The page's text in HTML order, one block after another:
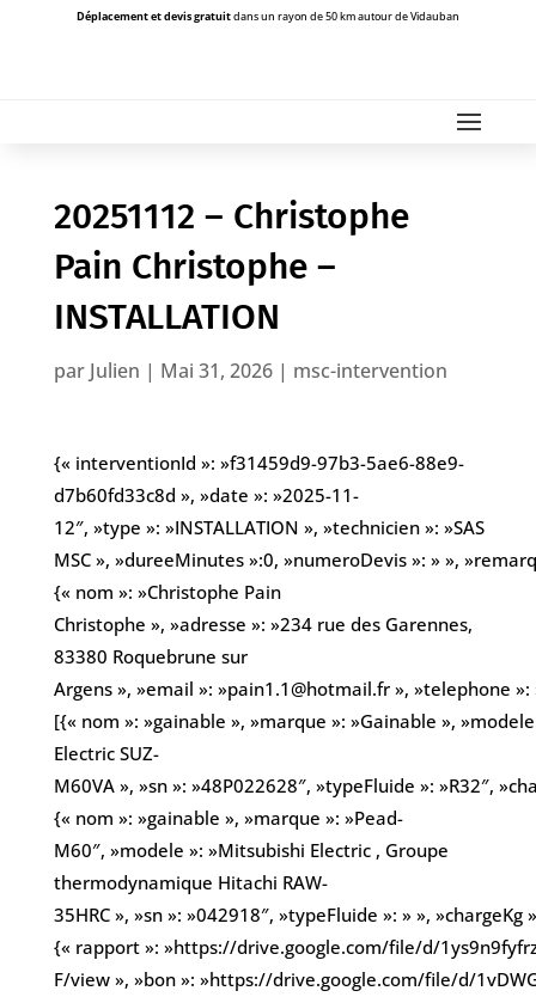
Déplacement et devis gratuitdans un rayon de 50 km autour de Vidauban
20251112 – Christophe
Pain Christophe –
INSTALLATION
par Julien | Mai 31, 2026| msc-intervention
{« interventionId »: »f31459d9-97b3-5ae6-88e9-
d7b60fd33c8d », »date »: »2025-11-
12″, »type »: »INSTALLATION », »technicien »: »SAS
MSC », »dureeMinutes »:0, »numeroDevis »: » »,
{« nom »: »Christophe Pain
Christophe », »adresse »: »234 rue des Garennes,
83380 Roquebrune sur
Argens », »email »: »pain1.1@hotmail.fr », »telephone
[{« nom »: »gainable », »marque »: »Gainable »,
Electric SUZ-
M60VA », »sn »: »48P022628″, »typeFluide »: »R32″,
{« nom »: »gainable », »marque »: »Pead-
M60″, »modele »: »Mitsubishi Electric , Groupe
thermodynamique Hitachi RAW-
35HRC », »sn »: »042918″, »typeFluide »: » », »chargeKg
{« rapport »: »https://drive.google.com/file/d/
F/view », »bon »: »https://drive.google.com/file/d/